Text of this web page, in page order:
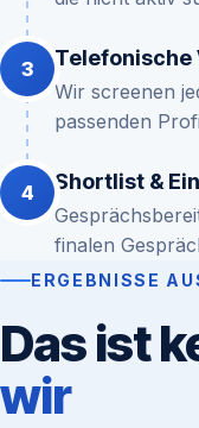
Wir screenen
passenden
Shortlist &
finalen
ERGEBNISSE
Das ist
wir